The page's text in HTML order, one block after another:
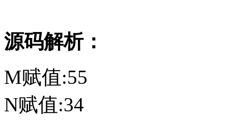
源码解析：
M赋值:55
N赋值:34